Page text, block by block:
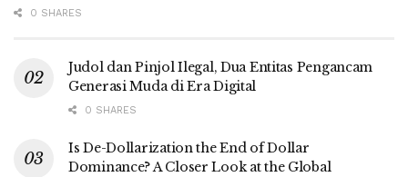
0 SHARES
Judol dan Pinjol Ilegal, Dua Entitas Pengancam
Generasi Muda di Era Digital
0 SHARES
Is De-Dollarization the End of Dollar
Dominance? A Closer Look at the Global